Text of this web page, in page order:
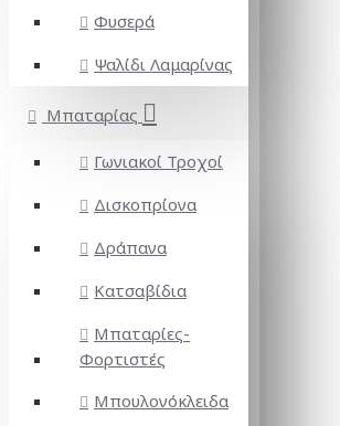
Φυσερά
Ψαλίδι Λαμαρίνας
Μπαταρίας
Γωνιακοί Τροχοί
Δισκοπρίονα
Δράπανα
Κατσαβίδια
Μπαταρίες-
Φορτιστές
Μπουλονόκλειδα